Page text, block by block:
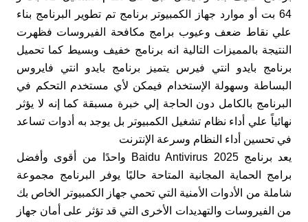
64 بت أو موارد جهاز الكمبيوتر برنامج تم تطوير البرنامج بناء
علي نقاط ضعف وعيوب برامج مكافحة الفيروسات فظهرت
النتيجة بالمميزات التالية انه برنامج خفيف وبسيط كما تحميل
برنامج بايدو انتي فيرس يتميز برنامج بايدو انتي فايروس
البساطة وسهولة الإستخدام فيمكن لأي مستخدم التحكم في
البرنامج بالكامل دون الحاجة إلي خبرة مسبقة كما إنه لا يؤثر
نهائياً علي أداء نظام تشغيل الكمبيوتر بل يوجد به أدوات تساعد
في تحسين أداء النظام وسرعة الإنترنت
يعد برنامج Baidu Antivirus 2025 واحدًا من أقوى وأفضل
برامج الحماية المجانية المتاحة حاليًا يوفر البرنامج مجموعة
شاملة من الأدوات الأمنية التي تحمي جهاز الكمبيوتر الخاص بك
من الفيروسات والتهديدات الأخرى التي قد تؤثر على أمان جهاز